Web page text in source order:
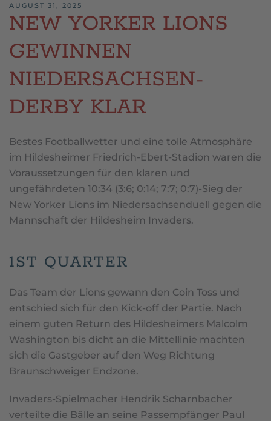
AUGUST 31, 2025
NEW YORKER LIONS
GEWINNEN
NIEDERSACHSEN-
DERBY KLAR
Bestes Footballwetter und eine tolle Atmosphäre
im Hildesheimer Friedrich-Ebert-Stadion waren die
Voraussetzungen für den klaren und
ungefährdeten 10:34 (3:6; 0:14; 7:7; 0:7)-Sieg der
New Yorker Lions im Niedersachsenduell gegen die
Mannschaft der Hildesheim Invaders.
1ST QUARTER
Das Team der Lions gewann den Coin Toss und
entschied sich für den Kick-off der Partie. Nach
einem guten Return des Hildesheimers Malcolm
Washington bis dicht an die Mittellinie machten
sich die Gastgeber auf den Weg Richtung
Braunschweiger Endzone.
Invaders-Spielmacher Hendrik Scharnbacher
verteilte die Bälle an seine Passempfänger Paul